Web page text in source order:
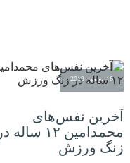
16 نوامبر 2019
آخرین نفس‌های
محمدامین ۱۲ ساله در
زنگ ورزش